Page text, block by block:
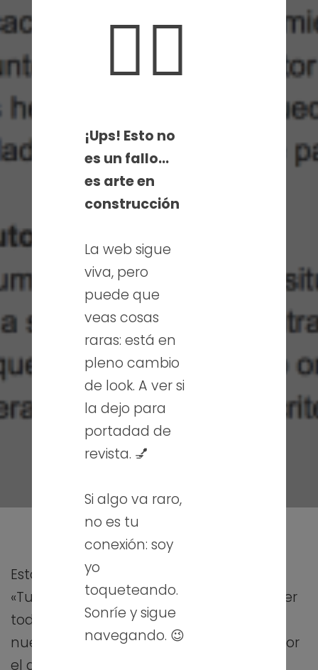
Esta edición de cursos INTEF decidí elegir
«Tutor INTEF», un curso en el que aprender
todo lo necesario para enfrentarse a un
nuevo reto y cambiar el rol de alumno por
el de tutor.
🤦‍♀️
¡Ups! Esto no
es un fallo…
es arte en
construcción
La web sigue
viva, pero
puede que
veas cosas
raras: está en
pleno cambio
de look. A ver si
la dejo para
portadad de
revista. 💅
Si algo va raro,
no es tu
conexión: soy
yo
toqueteando.
Sonríe y sigue
navegando. 😉